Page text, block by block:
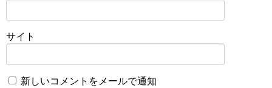
サイト
新しいコメントをメールで通知